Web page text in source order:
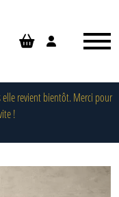
revient bientôt. Merci pour
!